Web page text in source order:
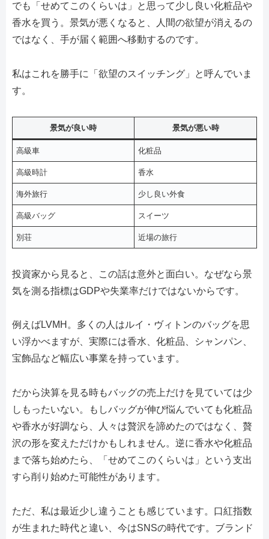
でも「せめてこのくらいは」と思って少し良い化粧品や
香水を買う。景気が悪くなると、人間の欲望が消えるの
ではなく、手が届く範囲へ移動するのです。
私はこれを勝手に「欲望のスイッチング」と呼んでいま
す。
景気が良い時 景気が悪い時
高級車 化粧品
高級時計 香水
海外旅行 少し良い外食
高級バッグ スイーツ
別荘 近場の旅行
投資家から見ると、この話は意外と面白い。なぜなら景
気を測る指標はGDPや失業率だけではないからです。
例えばLVMH。多くの人はルイ・ヴィトンのバッグを思
い浮かべますが、実際には香水、化粧品、シャンパン、
宝飾品など幅広い事業を持っています。
だから決算を見る時もバッグの売上だけを見ていては少
しもったいない。もしバッグが伸び悩んでいても化粧品
や香水が好調なら、人々は贅沢を諦めたのではなく、贅
沢の形を変えただけかもしれません。逆に香水や化粧品
まで落ち始めたら、「せめてこのくらいは」という支出
すら削り始めた可能性があります。
ただ、私は最近少し違うことも感じています。口紅指数
が生まれた時代と違い、今はSNSの時代です。ブランド